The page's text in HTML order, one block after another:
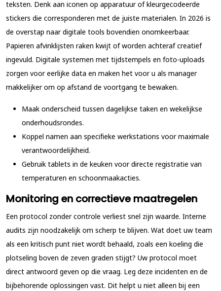
teksten. Denk aan iconen op apparatuur of kleurgecodeerde
stickers die corresponderen met de juiste materialen. In 2026 is
de overstap naar digitale tools bovendien onomkeerbaar.
Papieren afvinklijsten raken kwijt of worden achteraf creatief
ingevuld. Digitale systemen met tijdstempels en foto-uploads
zorgen voor eerlijke data en maken het voor u als manager
makkelijker om op afstand de voortgang te bewaken.
Maak onderscheid tussen dagelijkse taken en wekelijkse
onderhoudsrondes.
Koppel namen aan specifieke werkstations voor maximale
verantwoordelijkheid.
Gebruik tablets in de keuken voor directe registratie van
temperaturen en schoonmaakacties.
Monitoring en correctieve maatregelen
Een protocol zonder controle verliest snel zijn waarde. Interne
audits zijn noodzakelijk om scherp te blijven. Wat doet uw team
als een kritisch punt niet wordt behaald, zoals een koeling die
plotseling boven de zeven graden stijgt? Uw protocol moet
direct antwoord geven op die vraag. Leg deze incidenten en de
bijbehorende oplossingen vast. Dit helpt u niet alleen bij een